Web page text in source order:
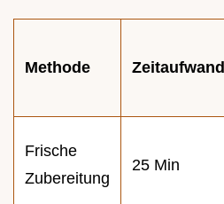
Methode Zeitaufwand
Frische
Zubereitung
25 Min